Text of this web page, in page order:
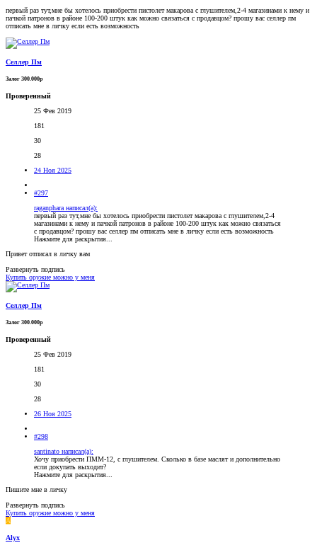
первый раз тут,мне бы хотелось приобрести пистолет макарова с глушителем,2-4 магазинами к нему и
пачкой патронов в районе 100-200 штук как можно связаться с продавцом? прошу вас селлер пм
отписать мне в личку если есть возможность
Селлер Пм
Залог 300.000р
Проверенный
25 Фев 2019
181
30
28
24 Ноя 2025
#297
raganphara написал(а):
первый раз тут,мне бы хотелось приобрести пистолет макарова с глушителем,2-4
магазинами к нему и пачкой патронов в районе 100-200 штук как можно связаться
с продавцом? прошу вас селлер пм отписать мне в личку если есть возможность
Нажмите для раскрытия...
Привет отписал в личку вам
Развернуть подпись
Купить оружие можно у меня
Селлер Пм
Залог 300.000р
Проверенный
25 Фев 2019
181
30
28
26 Ноя 2025
#298
santinato написал(а):
Хочу приобрести ПММ-12, с глушителем. Сколько в базе маслят и дополнительно
если докупать выходит?
Нажмите для раскрытия...
Пишите мне в личку
Развернуть подпись
Купить оружие можно у меня
A
Alyx